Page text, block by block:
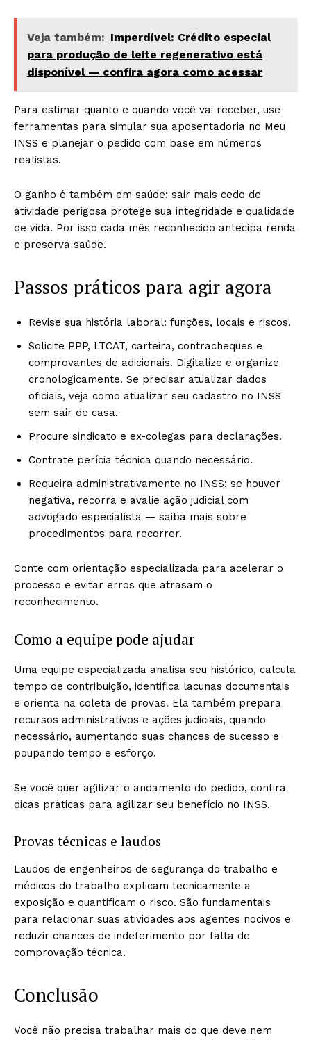
Veja também: Imperdível: Crédito especial
para produção de leite regenerativo está
disponível — confira agora como acessar
Para estimar quanto e quando você vai receber, use
ferramentas para simular sua aposentadoria no Meu
INSS e planejar o pedido com base em números
realistas.
O ganho é também em saúde: sair mais cedo de
atividade perigosa protege sua integridade e qualidade
de vida. Por isso cada mês reconhecido antecipa renda
e preserva saúde.
Passos práticos para agir agora
Revise sua história laboral: funções, locais e riscos.
Solicite PPP, LTCAT, carteira, contracheques e
comprovantes de adicionais. Digitalize e organize
cronologicamente. Se precisar atualizar dados
oficiais, veja como atualizar seu cadastro no INSS
sem sair de casa.
Procure sindicato e ex-colegas para declarações.
Contrate perícia técnica quando necessário.
Requeira administrativamente no INSS; se houver
negativa, recorra e avalie ação judicial com
advogado especialista — saiba mais sobre
procedimentos para recorrer.
Conte com orientação especializada para acelerar o
processo e evitar erros que atrasam o
reconhecimento.
Como a equipe pode ajudar
Uma equipe especializada analisa seu histórico, calcula
tempo de contribuição, identifica lacunas documentais
e orienta na coleta de provas. Ela também prepara
recursos administrativos e ações judiciais, quando
necessário, aumentando suas chances de sucesso e
poupando tempo e esforço.
Se você quer agilizar o andamento do pedido, confira
dicas práticas para agilizar seu benefício no INSS.
Provas técnicas e laudos
Laudos de engenheiros de segurança do trabalho e
médicos do trabalho explicam tecnicamente a
exposição e quantificam o risco. São fundamentais
para relacionar suas atividades aos agentes nocivos e
reduzir chances de indeferimento por falta de
comprovação técnica.
Conclusão
Você não precisa trabalhar mais do que deve nem